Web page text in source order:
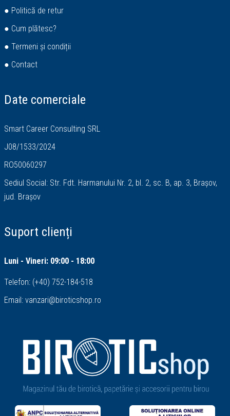
● Politică de retur
● Cum plătesc?
● Termeni și condiții
● Contact
Date comerciale
Smart Career Consulting SRL
J08/1533/2024
RO50060297
Sediul Social: Str. Fdt. Harmanului Nr. 2, bl. 2, sc. B, ap. 3, Brașov,
jud. Brașov
Suport clienți
Luni - Vineri: 09:00 - 18:00
Telefon: (+40) 752-184-518
Email: vanzari@biroticshop.ro